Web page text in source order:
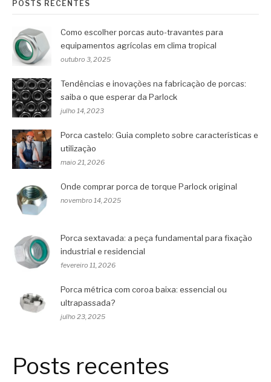
POSTS RECENTES
Como escolher porcas auto-travantes para
equipamentos agrícolas em clima tropical
outubro 3, 2025
Tendências e inovações na fabricação de porcas:
saiba o que esperar da Parlock
julho 14, 2023
Porca castelo: Guia completo sobre características e
utilização
maio 21, 2026
Onde comprar porca de torque Parlock original
novembro 14, 2025
Porca sextavada: a peça fundamental para fixação
industrial e residencial
fevereiro 11, 2026
Porca métrica com coroa baixa: essencial ou
ultrapassada?
julho 23, 2025
Posts recentes